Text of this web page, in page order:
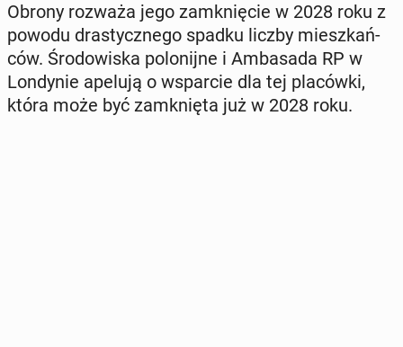
Obrony rozważa jego za­mknię­cie w 2028 roku z
powodu dra­stycz­ne­go spadku liczby miesz­kań­
ców. Śro­do­wi­ska po­lo­nij­ne i Am­ba­sa­da RP w
Lon­dy­nie apelują o wspar­cie dla tej pla­ców­ki,
która może być za­mknię­ta już w 2028 roku.